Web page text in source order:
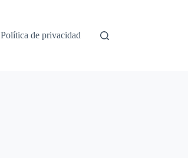
Política de privacidad